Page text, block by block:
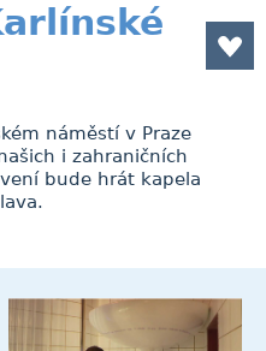
náměstí v Praze
i zahraničních
bude hrát kapela